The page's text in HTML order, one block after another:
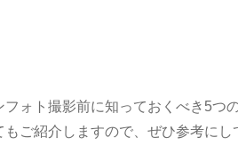
ォト撮影前に知っておくべき5つ
ご紹介しますので、ぜひ参考にし